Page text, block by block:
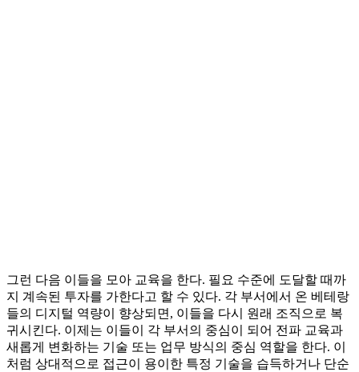
그런 다음 이들을 모아 교육을 한다. 필요 수준에 도달할 때까
지 계속된 투자를 가한다고 할 수 있다. 각 부서에서 온 베테랑
들의 디지털 역량이 향상되면, 이들을 다시 원래 조직으로 복
귀시킨다. 이제는 이들이 각 부서의 중심이 되어 전파 교육과
새롭게 변화하는 기술 또는 업무 방식의 중심 역할을 한다. 이
처럼 상대적으로 접근이 용이한 특정 기술을 습득하거나 단순